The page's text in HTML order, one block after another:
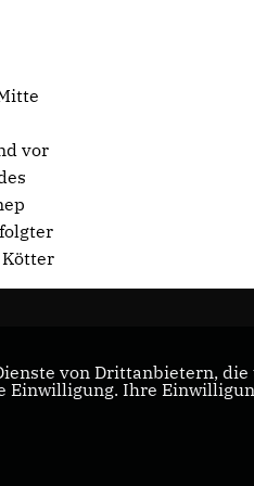
vor
von Drittanbietern,
Einwilligung. Ihre